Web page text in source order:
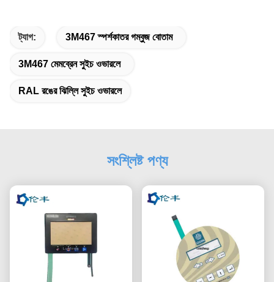
ট্যাগ: 3M467 স্পর্শকাতর গম্বুজ বোতাম
3M467 মেমব্রেন সুইচ ওভারলে
RAL রঙের ঝিল্লি সুইচ ওভারলে
সংশ্লিষ্ট পণ্য